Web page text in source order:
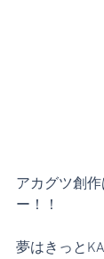
アカグツ創
ー！！
夢はきっと